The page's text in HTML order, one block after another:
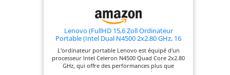
Lenovo (FullHD 15,6 Zoll Ordinateur
Portable (Intel Dual N4500 2x2.80 GHz, 16
Go DDR4, 512 Go SSD, Intel UHD, HDMI, BT,
USB 3.0, Webcam, WLAN, Windows 11,
Clavier AZERTY [français]) #8265
L'ordinateur portable Lenovo est équipé d'un
processeur Intel Celeron N4500 Quad Core 2x2.80
GHz, qui offre des performances plus que
suffisantes pour le bureau, le travail à domicile et